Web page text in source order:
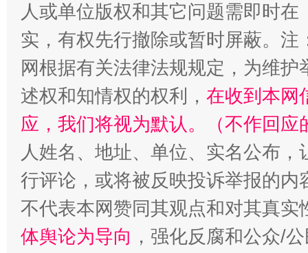
人或单位版权和其它问题需即时在
实，有权先行撤除或暂时屏蔽。
网根据有关法律法规规定，为维
述权和知情权的权利， 在收到本网
应，我们将视为默认。（不作回应
人姓名、地址、单位、实名公布
行评论，或将被反映投诉举报的
不代表本网赞同其观点和对其真实
体舆论为导向 ，强化反腐和公众/